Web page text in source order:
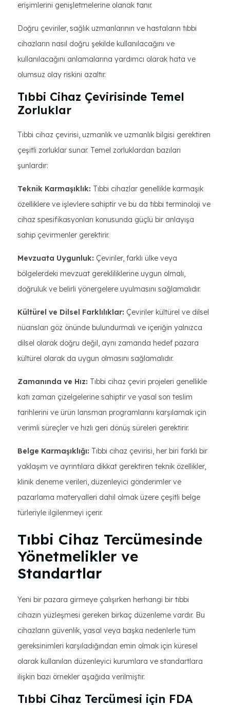
erişimlerini genişletmelerine olanak tanır.
Doğru çeviriler, sağlık uzmanlarının ve hastaların tıbbi
cihazların nasıl doğru şekilde kullanılacağını ve
kullanılacağını anlamalarına yardımcı olarak hata ve
olumsuz olay riskini azaltır.
Tıbbi Cihaz Çevirisinde Temel
Zorluklar
Tıbbi cihaz çevirisi, uzmanlık ve uzmanlık bilgisi gerektiren
çeşitli zorluklar sunar. Temel zorluklardan bazıları
şunlardır:
Teknik Karmaşıklık: Tıbbi cihazlar genellikle karmaşık
özelliklere ve işlevlere sahiptir ve bu da tıbbi terminoloji ve
cihaz spesifikasyonları konusunda güçlü bir anlayışa
sahip çevirmenler gerektirir.
Mevzuata Uygunluk: Çeviriler, farklı ülke veya
bölgelerdeki mevzuat gerekliliklerine uygun olmalı,
doğruluk ve belirli yönergelere uyulmasını sağlamalıdır.
Kültürel ve Dilsel Farklılıklar: Çeviriler kültürel ve dilsel
nüansları göz önünde bulundurmalı ve içeriğin yalnızca
dilsel olarak doğru değil, aynı zamanda hedef pazara
kültürel olarak da uygun olmasını sağlamalıdır.
Zamanında ve Hız: Tıbbi cihaz çeviri projeleri genellikle
katı zaman çizelgelerine sahiptir ve yasal son teslim
tarihlerini ve ürün lansman programlarını karşılamak için
verimli süreçler ve hızlı geri dönüş süreleri gerektirir.
Belge Karmaşıklığı: Tıbbi cihaz çevirisi, her biri farklı bir
yaklaşım ve ayrıntılara dikkat gerektiren teknik özellikler,
klinik deneme verileri, düzenleyici gönderimler ve
pazarlama materyalleri dahil olmak üzere çeşitli belge
türleriyle ilgilenmeyi içerir.
Tıbbi Cihaz Tercümesinde
Yönetmelikler ve
Standartlar
Yeni bir pazara girmeye çalışırken herhangi bir tıbbi
cihazın yüzleşmesi gereken birkaç düzenleme vardır. Bu
cihazların güvenlik, yasal veya başka nedenlerle tüm
gereksinimleri karşıladığından emin olmak için küresel
olarak kullanılan düzenleyici kurumlara ve standartlara
ilişkin bazı örnekler aşağıda verilmiştir.
Tıbbi Cihaz Tercümesi için FDA